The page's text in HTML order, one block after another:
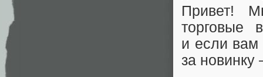
Привет!
торговые
и если вам
за